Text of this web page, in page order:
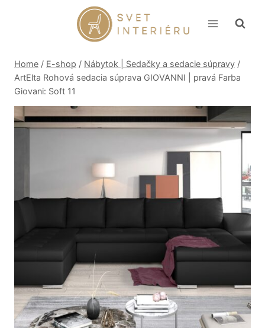
Home / E-shop / Nábytok | Sedačky a sedacie súpravy /
ArtElta Rohová sedacia súprava GIOVANNI | pravá Farba
Giovani: Soft 11